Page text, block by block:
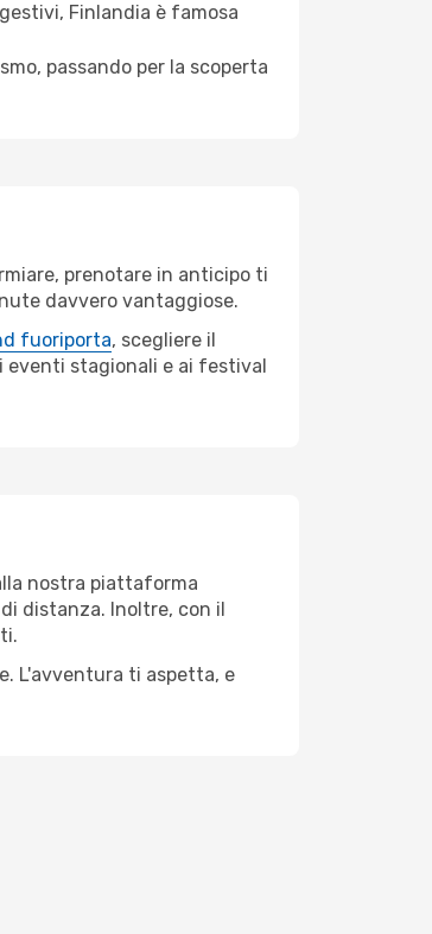
Finlandia è famosa
passando per la scoperta
prenotare in anticipo ti
davvero vantaggiose.
fuoriporta, scegliere il
eventi stagionali e ai festival
nostra piattaforma
distanza. Inoltre, con il
L'avventura ti aspetta, e